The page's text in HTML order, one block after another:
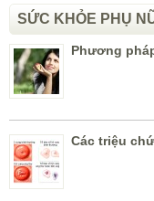
SỨC KHỎE PHỤ
Phương
Các triệu